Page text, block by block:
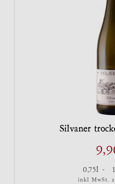
Silvaner
0,75l -
inkl MwSt.